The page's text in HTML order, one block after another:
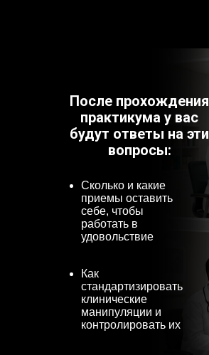
Сколько и какие
приемы оставить
себе, чтобы
работать в
удовольствие
Как
стандартизировать
клинические
манипуляции и
контролировать их
После прохождения
практикума у вас
будут ответы на эти
вопросы: